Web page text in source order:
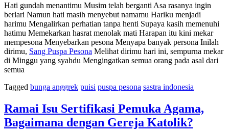
Hati gundah menantimu Musim telah berganti Asa rasanya ingin
berlari Namun hati masih menyebut namamu Hariku menjadi
harimu Mengalirkan perhatian tanpa henti Supaya kasih memenuhi
hatimu Memekarkan hasrat menolak mati Harapan itu kini mekar
mempesona Menyebarkan pesona Menyapa banyak persona Inilah
dirimu, Sang Puspa Pesona Melihat dirimu hari ini, sempurna mekar
di Minggu yang syahdu Mengingatkan semua orang pada asal dari
semua
Tagged bunga anggrek puisi puspa pesona sastra indonesia
Ramai Isu Sertifikasi Pemuka Agama,
Bagaimana dengan Gereja Katolik?